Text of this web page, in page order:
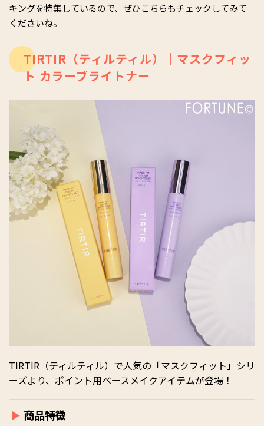
キングを特集しているので、ぜひこちらもチェックしてみて
くださいね。
TIRTIR（ティルティル）｜マスクフィッ
ト カラーブライトナー
TIRTIR（ティルティル）で人気の「マスクフィット」シリ
ーズより、ポイント用ベースメイクアイテムが登場！
商品特徴